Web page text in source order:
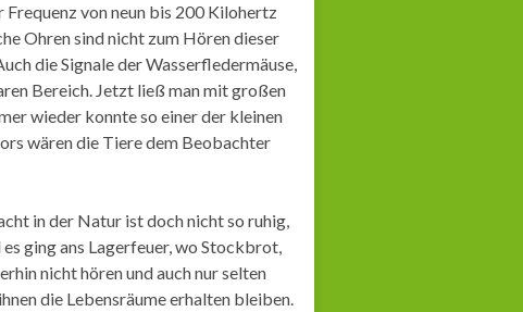
von neun bis 200 Kilohertz
Ohren sind nicht zum Hören dieser
die Signale der Wasserfledermäuse,
Bereich. Jetzt ließ man mit großen
wieder konnte so einer der kleinen
wären die Tiere dem Beobachter
in der Natur ist doch nicht so ruhig,
ging ans Lagerfeuer, wo Stockbrot,
nicht hören und auch nur selten
die Lebensräume erhalten bleiben.